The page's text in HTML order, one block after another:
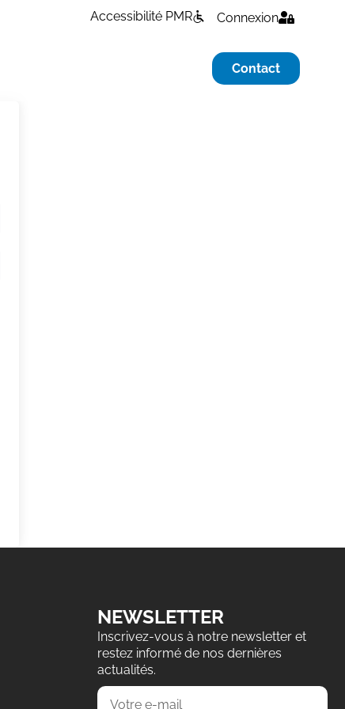
Accessibilité PMR Connexion
Contact
NEWSLETTER
Inscrivez-vous à notre newsletter et
restez informé de nos dernières
actualités.